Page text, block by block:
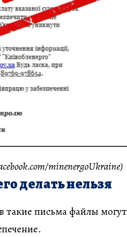
minenergoUkraine)
делать нельзя
такие письма файлы могут